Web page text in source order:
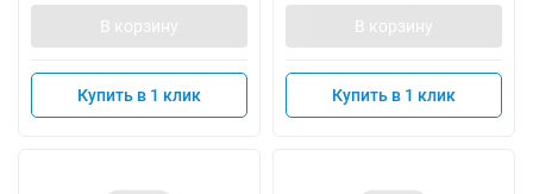
В корзину
Купить в 1 клик
В корзину
Купить в 1 клик